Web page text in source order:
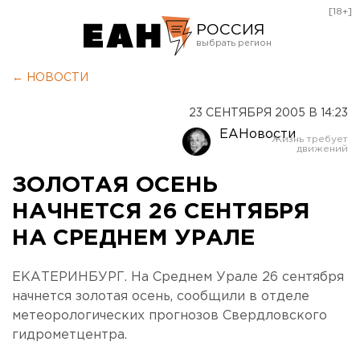
РОССИЯ
Оренбург
[18+]
← НОВОСТИ
23 СЕНТЯБРЯ 2005 В 14:23
ЕАНовости
ЗОЛОТАЯ ОСЕНЬ
НАЧНЕТСЯ 26 СЕНТЯБРЯ
НА СРЕДНЕМ УРАЛЕ
ЕКАТЕРИНБУРГ. На Среднем Урале 26 сентября
начнется золотая осень, сообщили в отделе
метеорологических прогнозов Свердловского
гидрометцентра.